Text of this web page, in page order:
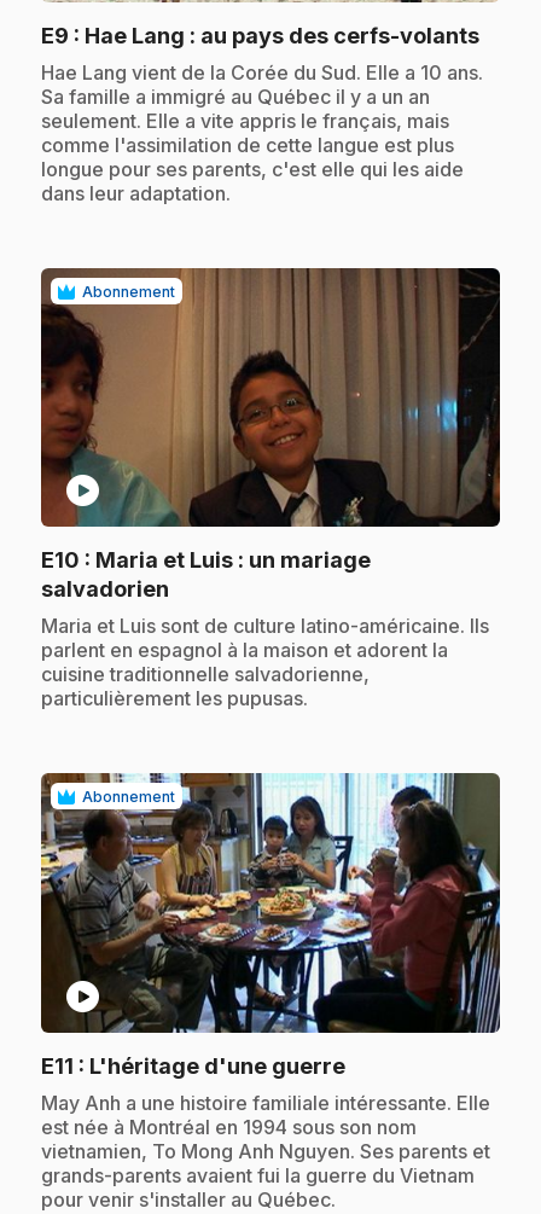
E9 : Hae Lang : au pays des cerfs-volants.
.Hae Lang vient de la Corée du Sud. Elle a 10 ans.
Sa famille a immigré au Québec il y a un an
seulement. Elle a vite appris le français, mais
comme l'assimilation de cette langue est plus
longue pour ses parents, c'est elle qui les aide
dans leur adaptation.
Abonnement
play_circle
E10 : Maria et Luis : un mariage
salvadorien
.Maria et Luis sont de culture latino-américaine. Ils
parlent en espagnol à la maison et adorent la
cuisine traditionnelle salvadorienne,
particulièrement les pupusas.
Abonnement
play_circle
E11 : L'héritage d'une guerre.
.May Anh a une histoire familiale intéressante. Elle
est née à Montréal en 1994 sous son nom
vietnamien, To Mong Anh Nguyen. Ses parents et
grands-parents avaient fui la guerre du Vietnam
pour venir s'installer au Québec.